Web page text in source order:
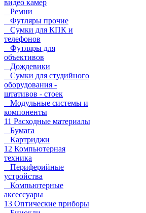
видео камер
Ремни
Футляры прочие
Сумки для КПК и
телефонов
Футляры для
объективов
Дождевики
Сумки для студийного
оборудования -
штативов - стоек
Модульные системы и
компоненты
11 Расходные материалы
Бумага
Картриджи
12 Компьютерная
техника
Периферийные
устройства
Компьютерные
аксессуары
13 Оптические приборы